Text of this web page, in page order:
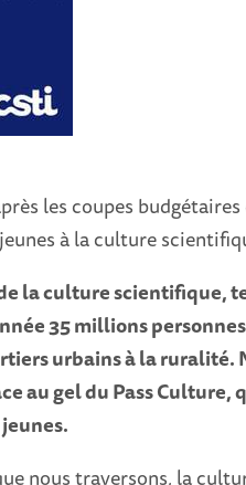
les coupes budgétaires
à la culture
la culture scientifique,
35 millions
urbains à la ruralité.
au gel du Pass Culture,
nous traversons, la